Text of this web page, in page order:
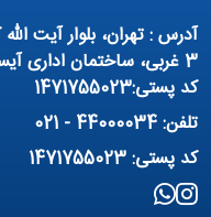
تهویه مطبوع
پمپ هواده
فیلتراسیون و تصفیه
منبع آب (تانکر آب)
مواد شیمیایی
آدرس : تهران، بلوار آیت
کد پستی:1471755023
تلفن: 44000034 - 021
کد پستی: 1471755023